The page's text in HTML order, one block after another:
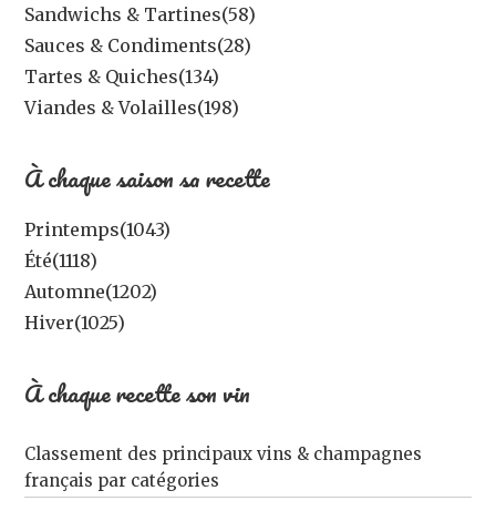
Sandwichs & Tartines(58)
Sauces & Condiments(28)
Tartes & Quiches(134)
Viandes & Volailles(198)
À chaque saison sa recette
Printemps(1043)
Été(1118)
Automne(1202)
Hiver(1025)
À chaque recette son vin
Classement des principaux vins & champagnes
français par catégories